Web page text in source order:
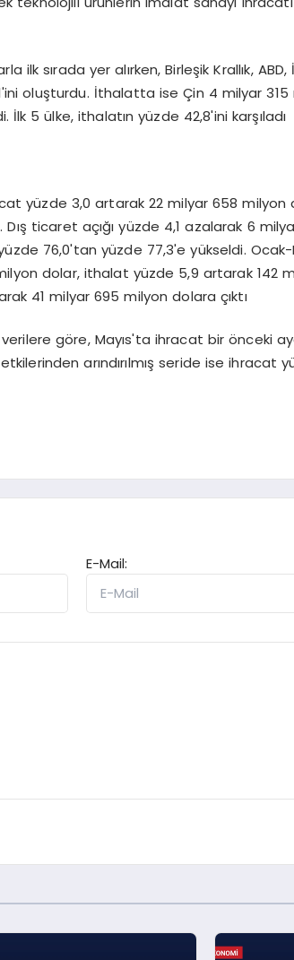
sırada yer alırken, Birleşik Krallık,
oluşturdu. İthalatta ise Çin 4 milyar
5 ülke, ithalatın yüzde 42,8'ini karşıladı
yüzde 3,0 artarak 22 milyar 658
ticaret açığı yüzde 4,1 azalarak 6
76,0'tan yüzde 77,3'e yükseldi.
dolar, ithalat yüzde 5,9 artarak 142
41 milyar 695 milyon dolara çıktı
verilere göre, Mayıs'ta ihracat bir önceki
arındırılmış seride ise ihracat
E-Mail: